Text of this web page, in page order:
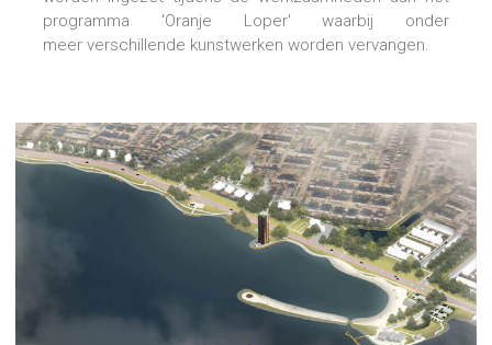
programma 'Oranje Loper' waarbij onder
meer verschillende kunstwerken worden vervangen.